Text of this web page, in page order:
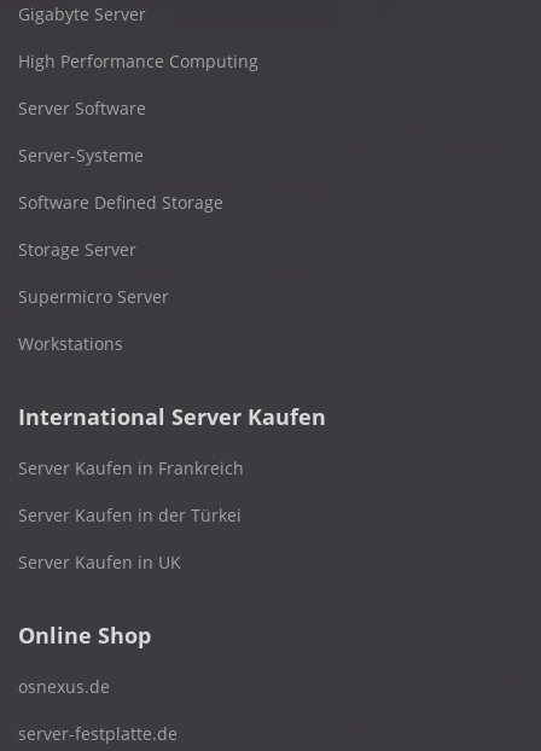
Gigabyte Server
High Performance Computing
Server Software
Server-Systeme
Software Defined Storage
Storage Server
Supermicro Server
Workstations
International Server Kaufen
Server Kaufen in Frankreich
Server Kaufen in der Türkei
Server Kaufen in UK
Online Shop
osnexus.de
server-festplatte.de